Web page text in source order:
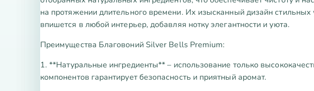
на протяжении длительного времени. Их изысканный дизайн стильных
впишется в любой интерьер, добавляя нотку элегантности и уюта.
Преимущества Благовоний Silver Bells Premium:
1. **Натуральные ингредиенты** – использование только
компонентов гарантирует безопасность и приятный аромат.